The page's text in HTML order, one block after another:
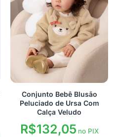
Conjunto Bebê Blusão
Peluciado de Ursa Com
Calça Veludo
R$132,05no PIX